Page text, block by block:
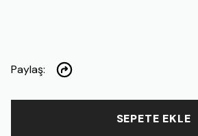
Paylaş:
SEPETE EKLE